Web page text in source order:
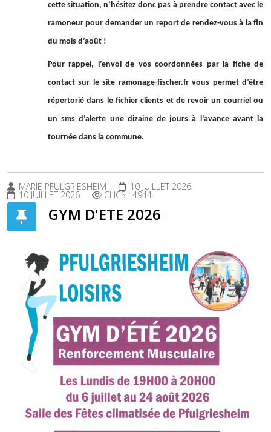
cette situation, n’hésitez donc pas à prendre contact avec le
ramoneur pour demander un report de rendez-vous à la fin
du mois d’août !
Pour rappel, l’envoi de vos coordonnées par la fiche de
contact sur le site ramonage-fischer.fr vous permet d’être
répertorié dans le fichier clients et de revoir un courriel ou
un sms d’alerte une dizaine de jours à l’avance avant la
tournée dans la commune.
MARIE PFULGRIESHEIM 10 JUILLET 2026
10 JUILLET 2026 CLICS : 4944
GYM D'ETE 2026